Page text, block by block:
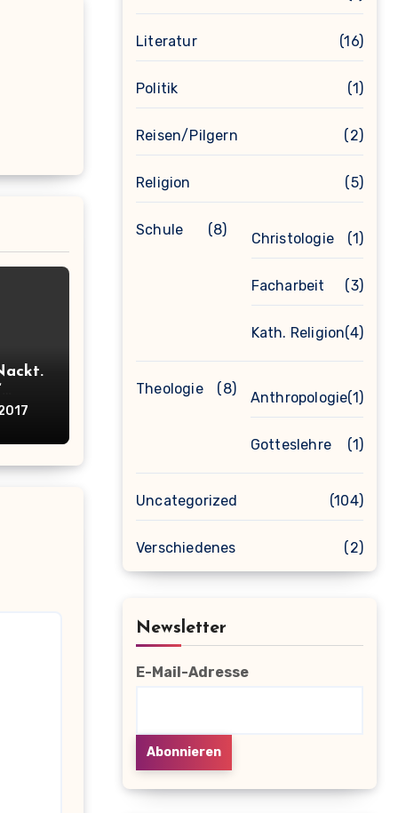
Literatur (16)
Politik (1)
Reisen/Pilgern (2)
Religion (5)
Schule (8)
Christologie (1)
Facharbeit (3)
Kath. Religion(4)
Theologie (8)
Anthropologie(1)
Gotteslehre (1)
Uncategorized (104)
Verschiedenes (2)
Newsletter
E-Mail-Adresse